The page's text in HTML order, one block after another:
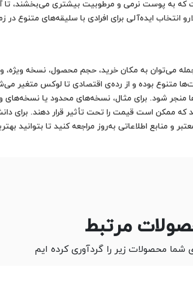
که به پوست نرمی و مرطوبیت بیشتری می‌بخشند، تا
انتخاب ایده‌آلی برای افرادی با سلیقه‌های متنوع
می‌توان به مکان خرید، حجم محصول، نسخه ویژه، و
متنوع بوده و از رده‌ی اقتصادی تا لوکس متغیر
شود. برای مثال، نسخه‌های محدود یا نسخه‌های
ممکن است قیمت را تحت تأثیر قرار دهند. برای
اطلاعاتی به‌روز مراجعه کنید تا بتوانید
مرتبط
محصولات زیر را گردآوری کرده ایم